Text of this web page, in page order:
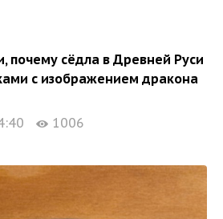
почему сёдла в Древней Руси
с изображением дракона
1006